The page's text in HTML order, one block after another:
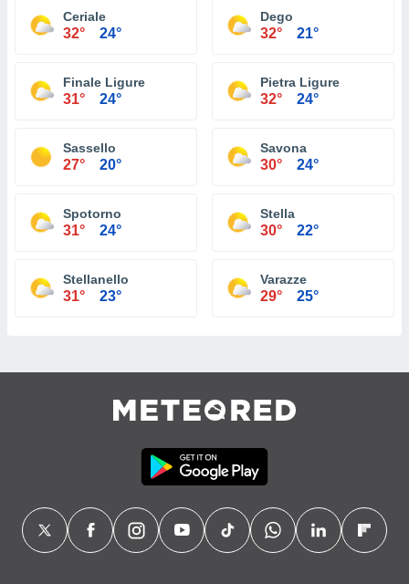
Ceriale
32° 24°
Dego
32° 21°
Finale Ligure
31° 24°
Pietra Ligure
32° 24°
Sassello
27° 20°
Savona
30° 24°
Spotorno
31° 24°
Stella
30° 22°
Stellanello
31° 23°
Varazze
29° 25°